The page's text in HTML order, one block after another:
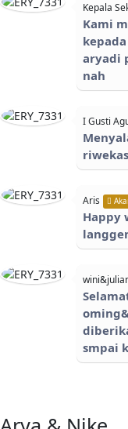
Kepala
Kami
aryadi
nah
I Gusti
Aris
Happy
smpai